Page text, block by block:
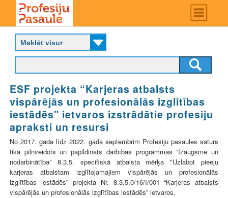
main
content
Main
menu
P
o
f
e
s
i
j
u
p
a
s
a
u
l
e
ESF projekta “Karjeras atbalsts
vispārējās un profesionālās izglītības
iestādēs" ietvaros izstrādātie profesiju
apraksti un resursi
No 2017. gada līdz 2022. gada septembrim Profesiju pasaules saturs
tika pilnveidots un papildināts darbības programmas “Izaugsme un
nodarbinātība” 8.3.5. specifiskā atbalsta mērķa "Uzlabot pieeju
karjeras atbalstam izglītojamajiem vispārējās un profesionālās
izglītības iestādēs" projekta Nr. 8.3.5.0/16/I/001 “Karjeras atbalsts
vispārējās un profesionālās izglītības iestādēs” ietvaros.